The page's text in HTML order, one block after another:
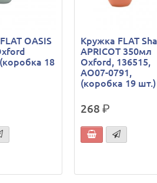
OASIS
18
Кружка FLAT
APRICOT 350мл
Oxford, 136515,
AO07-0791,
(коробка 19 шт.)
268 р.